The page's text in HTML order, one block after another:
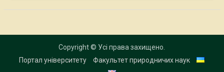
Copyright © Усі права захищено.
Портал університету
Факультет природничих наук